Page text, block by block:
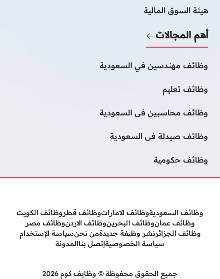
هيئة السوق المالية
أهم المجالات
وظائف مهندسين في السعودية
وظائف تعليم
وظائف محاسبين فى السعودية
وظائف صيدلة فى السعودية
وظائف حكومية
وظائف السعوديةوظائف الاماراتوظائف قطروظائف الكويت
وظائف عمانوظائف البحرينوظائف الاردنوظائف مصر
وظائف الجزائرنشر وظيفة جديدةمن نحنسياسة الإستخدام
سياسة الخصوصيةإتصل بناالمدونة
جميع الحقوق محفوظة © وظايف كوم 2026